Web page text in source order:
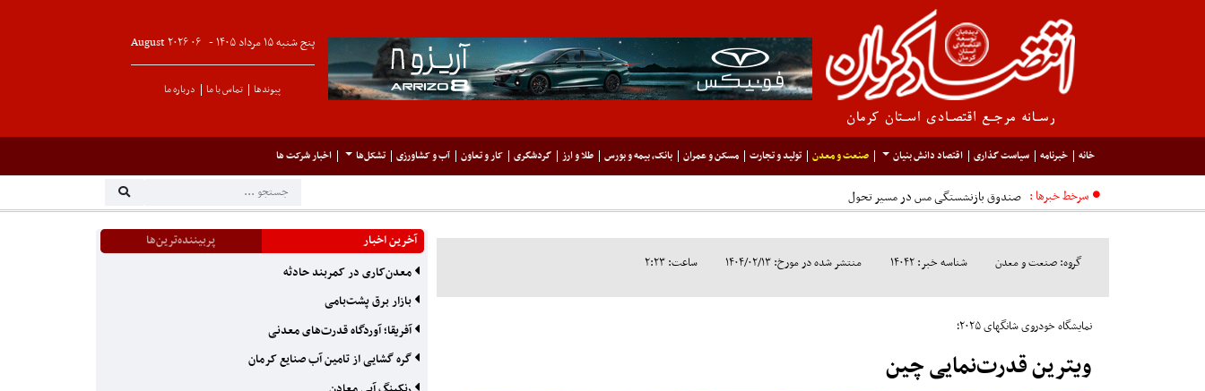
پنج شنبه ۱۵ مرداد ۱۴۰۵ - ۰۶August۲۰۲۶
پیوندها تماس با ما درباره ما
خانه خبرنامه سیاست گذاری اقتصاد دانش بنیان صنعت و معدن تولید و تجارت مسکن و عمران بانک، بیمه و بورس طلا و ارز گردشگری کار و تعاون آب و کشاورزی تشکل‌ها اخبار شرکت ها
سرخط خبرها :
گروه: صنعت و معدن شناسه خبر: ۱۴۰۴۲ منتشر شده در مورخ: ۱۴۰۴/۰۲/۱۳ ساعت: ۲:۲۳
نمایشگاه خودروی شانگهای ۲۰۲۵؛
ویترین قدرت‌نمایی چین
آخرین اخبار
پربیننده‌ترین‌ها
معدن‌کاری در کمربند حادثه
بازار برق پشت‌بامی
آفریقا؛ آوردگاه قدرت‌های معدنی
گره گشایی از تامین آب صنایع کرمان